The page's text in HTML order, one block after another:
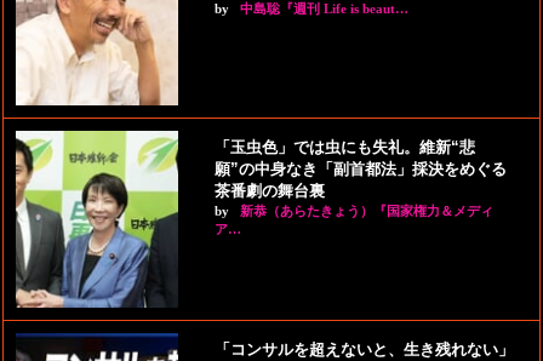
by 中島聡『週刊 Life is beaut…
「玉虫色」では虫にも失礼。維新“悲
願”の中身なき「副首都法」採決をめぐる
茶番劇の舞台裏
by
新恭（あらたきょう）『国家権力＆メディ
ア…
「コンサルを超えないと、生き残れない」